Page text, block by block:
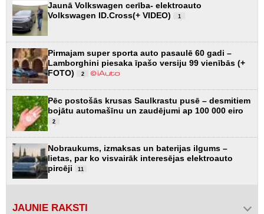
Jaunā Volkswagen cerība- elektroauto
Volkswagen ID.Cross(+ VIDEO)
1
Pirmajam super sporta auto pasaulē 60 gadi –
Lamborghini piesaka īpašo versiju 99 vienībās (+
FOTO)
2
Pēc postošās krusas Saulkrastu pusē – desmitiem
bojātu automašīnu un zaudējumi ap 100 000 eiro
2
Nobraukums, izmaksas un baterijas ilgums –
lietas, par ko visvairāk interesējas elektroauto
pircēji
11
JAUNIE RAKSTI